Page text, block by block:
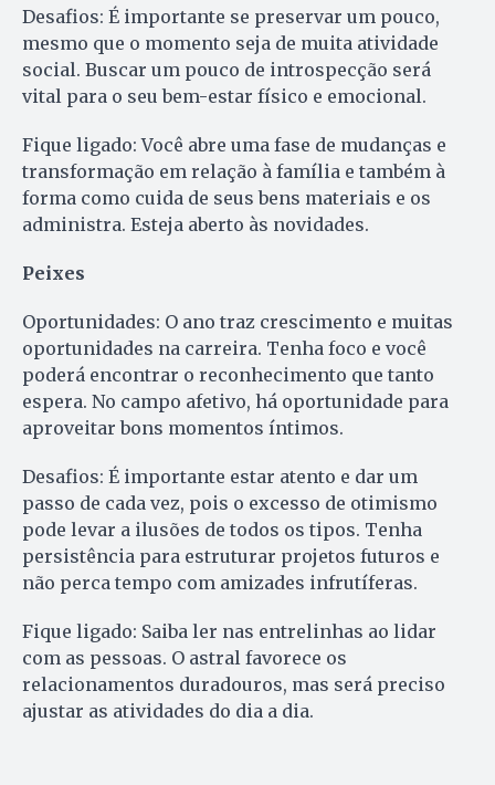
Desafios: É importante se preservar um pouco,
mesmo que o momento seja de muita atividade
social. Buscar um pouco de introspecção será
vital para o seu bem-estar físico e emocional.
Fique ligado: Você abre uma fase de mudanças e
transformação em relação à família e também à
forma como cuida de seus bens materiais e os
administra. Esteja aberto às novidades.
Peixes
Oportunidades: O ano traz crescimento e muitas
oportunidades na carreira. Tenha foco e você
poderá encontrar o reconhecimento que tanto
espera. No campo afetivo, há oportunidade para
aproveitar bons momentos íntimos.
Desafios: É importante estar atento e dar um
passo de cada vez, pois o excesso de otimismo
pode levar a ilusões de todos os tipos. Tenha
persistência para estruturar projetos futuros e
não perca tempo com amizades infrutíferas.
Fique ligado: Saiba ler nas entrelinhas ao lidar
com as pessoas. O astral favorece os
relacionamentos duradouros, mas será preciso
ajustar as atividades do dia a dia.